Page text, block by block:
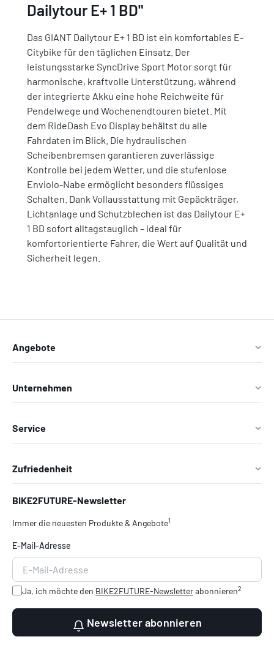
Dailytour E+ 1 BD"
Das GIANT Dailytour E+ 1 BD ist ein komfortables E-
Citybike für den täglichen Einsatz. Der
leistungsstarke SyncDrive Sport Motor sorgt für
harmonische, kraftvolle Unterstützung, während
der integrierte Akku eine hohe Reichweite für
Pendelwege und Wochenendtouren bietet. Mit
dem RideDash Evo Display behältst du alle
Fahrdaten im Blick. Die hydraulischen
Scheibenbremsen garantieren zuverlässige
Kontrolle bei jedem Wetter, und die stufenlose
Enviolo-Nabe ermöglicht besonders flüssiges
Schalten. Dank Vollausstattung mit Gepäckträger,
Lichtanlage und Schutzblechen ist das Dailytour E+
1 BD sofort alltagstauglich – ideal für
komfortorientierte Fahrer, die Wert auf Qualität und
Sicherheit legen.
Angebote
Unternehmen
Service
Zufriedenheit
BIKE2FUTURE-Newsletter
Immer die neuesten Produkte & Angebote1
E-Mail-Adresse
Ja, ich möchte den BIKE2FUTURE-Newsletterabonnieren2
Newsletter abonnieren